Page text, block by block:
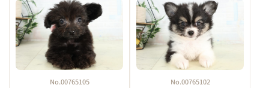
No.00765105 No.00765102